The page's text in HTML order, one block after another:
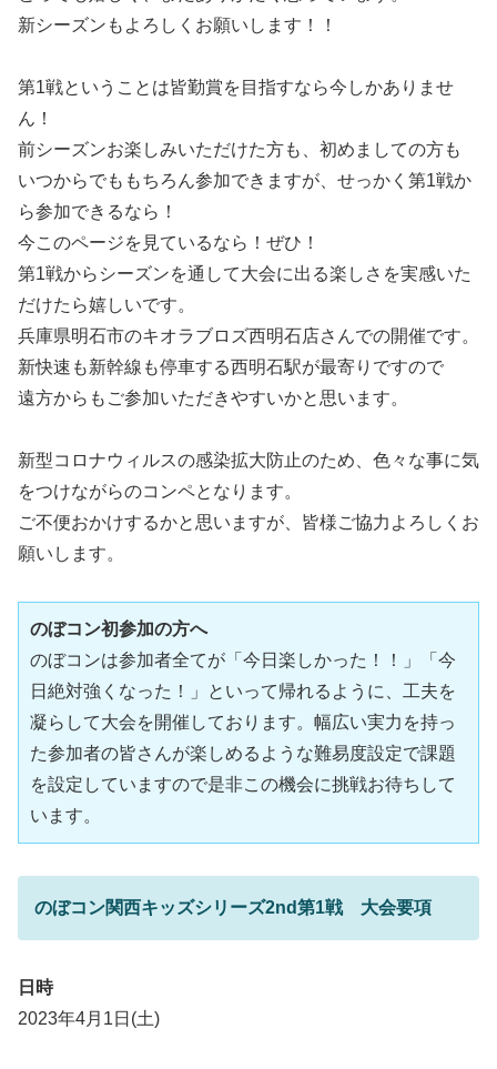
新シーズンもよろしくお願いします！！
第1戦ということは皆勤賞を目指すなら今しかありませ
ん！
前シーズンお楽しみいただけた方も、初めましての方も
いつからでももちろん参加できますが、せっかく第1戦か
ら参加できるなら！
今このページを見ているなら！ぜひ！
第1戦からシーズンを通して大会に出る楽しさを実感いた
だけたら嬉しいです。
兵庫県明石市のキオラブロズ西明石店さんでの開催です。
新快速も新幹線も停車する西明石駅が最寄りですので
遠方からもご参加いただきやすいかと思います。
新型コロナウィルスの感染拡大防止のため、色々な事に気
をつけながらのコンペとなります。
ご不便おかけするかと思いますが、皆様ご協力よろしくお
願いします。
のぼコン初参加の方へ
のぼコンは参加者全てが「今日楽しかった！！」「今
日絶対強くなった！」といって帰れるように、工夫を
凝らして大会を開催しております。幅広い実力を持っ
た参加者の皆さんが楽しめるような難易度設定で課題
を設定していますので是非この機会に挑戦お待ちして
います。
のぼコン関西キッズシリーズ2nd第1戦 大会要項
日時
2023年4月1日(土)